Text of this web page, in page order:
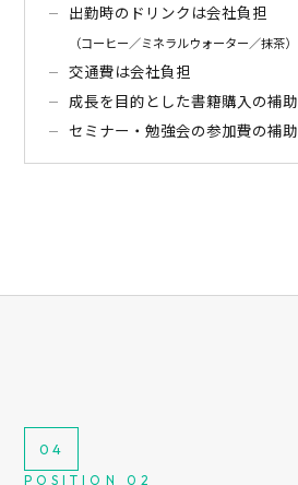
出勤時のドリンクは会社負担
（コーヒー／ミネラルウォーター／抹茶）
交通費は会社負担
成長を目的とした書籍購入の補助
セミナー・勉強会の参加費の補助
04
POSITION 02